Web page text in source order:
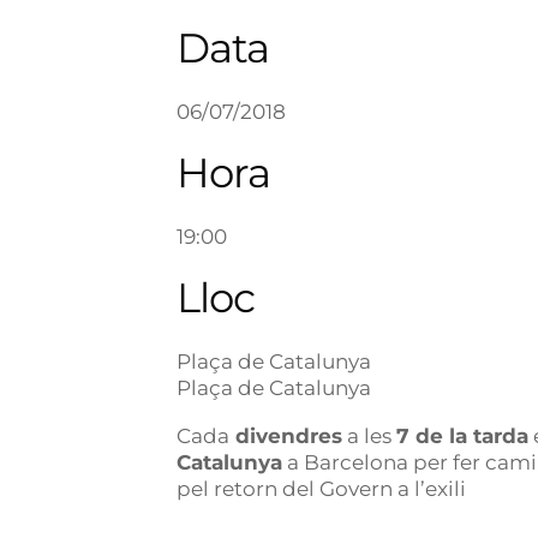
Data
06/07/2018
Hora
19:00
Lloc
Plaça de Catalunya
Plaça de Catalunya
Cada divendres a les7 de la tarda
Catalunya a Barcelona per fer
pel retorn del Govern a l’exili